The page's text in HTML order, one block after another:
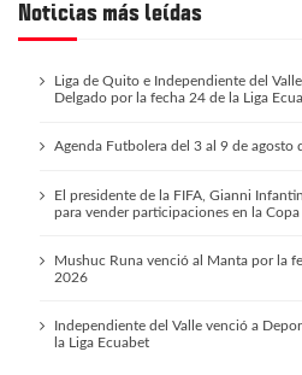
Noticias más leídas
Liga de Quito e Independiente del
Delgado por la fecha 24 de la Liga
Agenda Futbolera del 3 al 9 de agosto
El presidente de la FIFA, Gianni
para vender participaciones en la
Mushuc Runa venció al Manta por la
2026
Independiente del Valle venció a
la Liga Ecuabet